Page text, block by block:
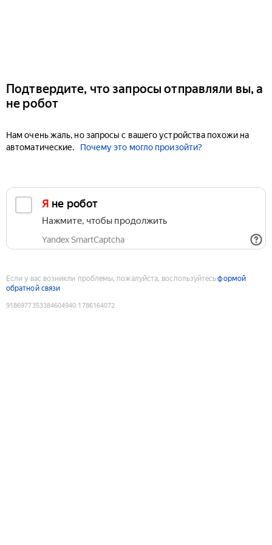
Подтвердите, что запросы отправляли вы, а
не робот
Нам очень жаль, но запросы с вашего устройства похожи на
автоматические.
Почему это могло произойти?
Я не робот
Нажмите, чтобы продолжить
Yandex SmartCaptcha
Если у вас возникли проблемы, пожалуйста, воспользуйтесьформой
обратной связи
9186977353384604940:1786164072